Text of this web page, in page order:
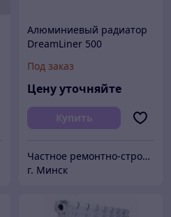
Алюминиевый радиатор
DreamLiner 500
Под заказ
Цену уточняйте
Купить
Частное ремонтно-строительное унитарное предприятие "Велестон"
г. Минск